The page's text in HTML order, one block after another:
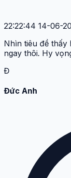
22:22:44 14-06-
Nhìn tiêu đề thấy
ngay thôi. Hy
Đ
Đức Anh